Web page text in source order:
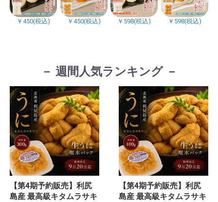
￥450(税込) ￥450(税込) ￥598(税込) ￥598(税込)
－ 週間人気ランキング －
【第4期予約販売】利尻
島産 最高級キタムラサキ
【第4期予約販売】利尻
島産 最高級キタムラサキ